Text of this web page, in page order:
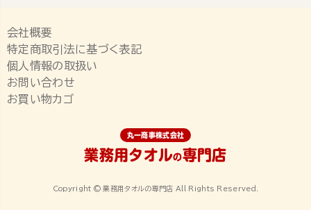
会社概要
特定商取引法に基づく表記
個人情報の取扱い
お問い合わせ
お買い物カゴ
丸一商事株式会社
業務用タオルの専門店
Copyright © 業務用タオルの専門店 All Rights Reserved.